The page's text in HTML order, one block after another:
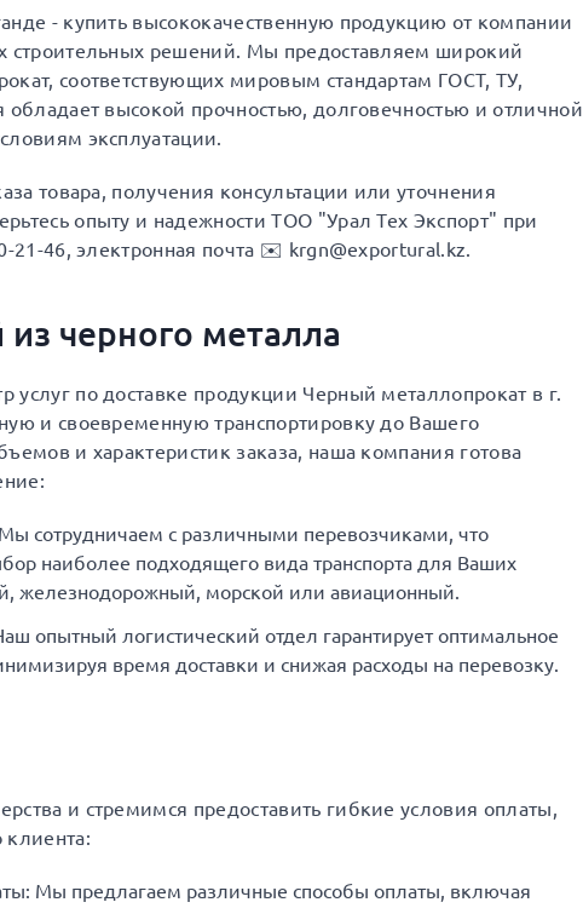
- купить высококачественную продукцию от компании
строительных решений. Мы предоставляем широкий
соответствующих мировым стандартам ГОСТ, ТУ,
обладает высокой прочностью, долговечностью и отличной
эксплуатации.
товара, получения консультации или уточнения
опыту и надежности ТОО "Урал Тех Экспорт" при
46, электронная почта ✉️ krgn@exportural.kz.
черного металла
по доставке продукции Черный металлопрокат в г.
и своевременную транспортировку до Вашего
и характеристик заказа, наша компания готова
сотрудничаем с различными перевозчиками, что
наиболее подходящего вида транспорта для Ваших
железнодорожный, морской или авиационный.
опытный логистический отдел гарантирует оптимальное
время доставки и снижая расходы на перевозку.
и стремимся предоставить гибкие условия оплаты,
клиента:
Мы предлагаем различные способы оплаты, включая